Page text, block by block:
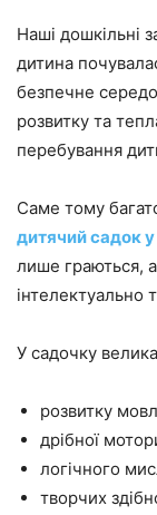
Наші дошкільні
дитина
безпечне
розвитку та
перебування
Саме тому
дитячий садок
лише граються,
інтелектуально
У садочку
розвитку
дрібної
логічного
творчих